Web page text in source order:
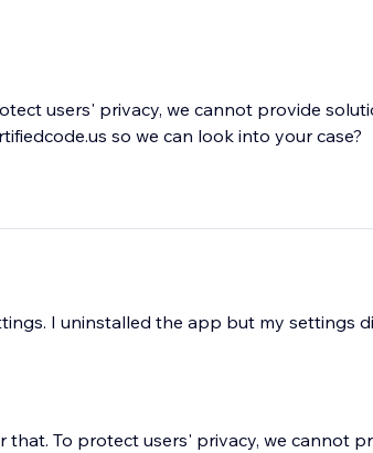
users' privacy, we cannot provide
so we can look into your case?
I uninstalled the app but my settings
that. To protect users' privacy, we cannot